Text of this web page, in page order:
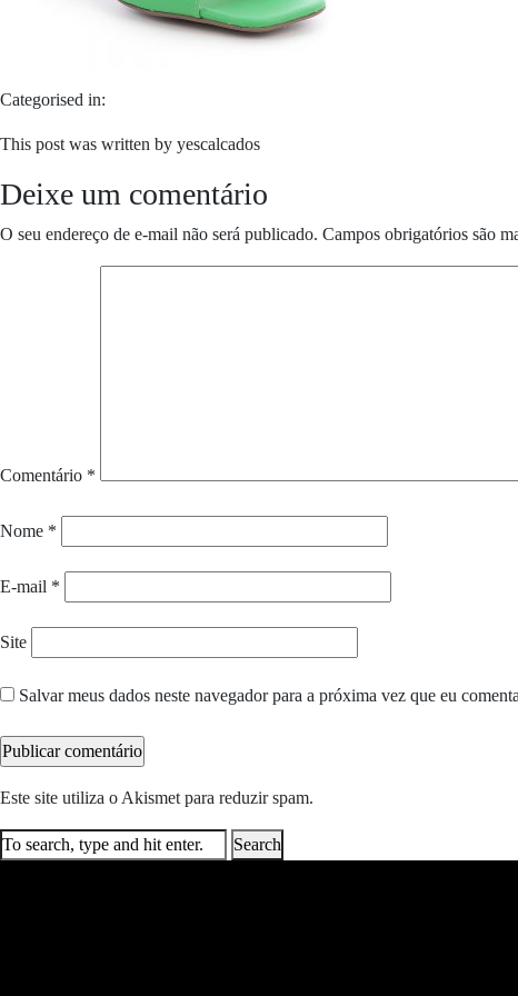
Categorised in:
This post was written by yescalcados
Deixe um comentário
O seu endereço de e-mail não será publicado. Campos obrigatórios são
Comentário *
Nome *
E-mail *
Site
Salvar meus dados neste navegador para a próxima vez que eu
Este site utiliza o Akismet para reduzir spam.
Search